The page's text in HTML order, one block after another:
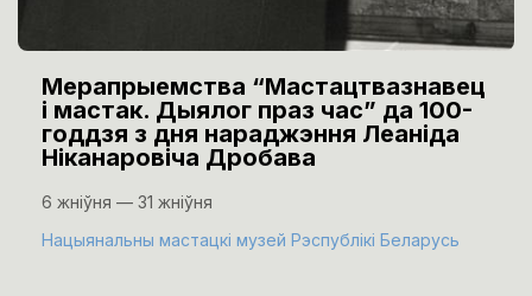
Мерапрыемства “Мастацтвазнавец
і мастак. Дыялог праз час” да 100-
годдзя з дня нараджэння Леаніда
Ніканаровіча Дробава
6 жніўня — 31 жніўня
Нацыянальны мастацкі музей Рэспублікі Беларусь